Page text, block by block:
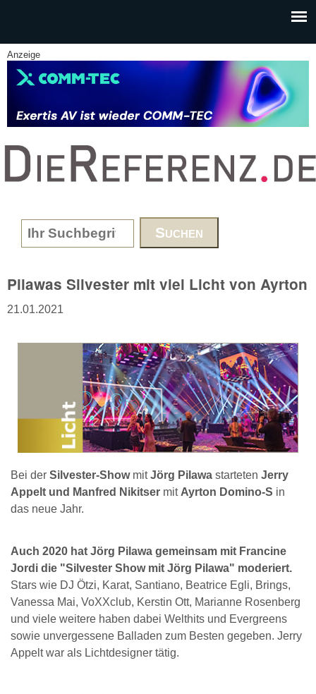
Anzeige
www.DieReferenz.de
Search form
Pilawas Silvester mit viel Licht von Ayrton
21.01.2021
Bei der Silvester-ShowmitJörg Pilawa starteten Jerry
Appelt und Manfred Nikitser mit Ayrton Domino-S in
das neue Jahr.
Auch 2020 hat Jörg Pilawa gemeinsam mit Francine
Jordi die "Silvester Show mit Jörg Pilawa" moderiert.
Stars wie DJ Ötzi, Karat, Santiano, Beatrice Egli, Brings,
Vanessa Mai, VoXXclub, Kerstin Ott, Marianne Rosenberg
und viele weitere haben dabei Welthits und Evergreens
sowie unvergessene Balladen zum Besten gegeben. Jerry
Appelt war als Lichtdesigner tätig.